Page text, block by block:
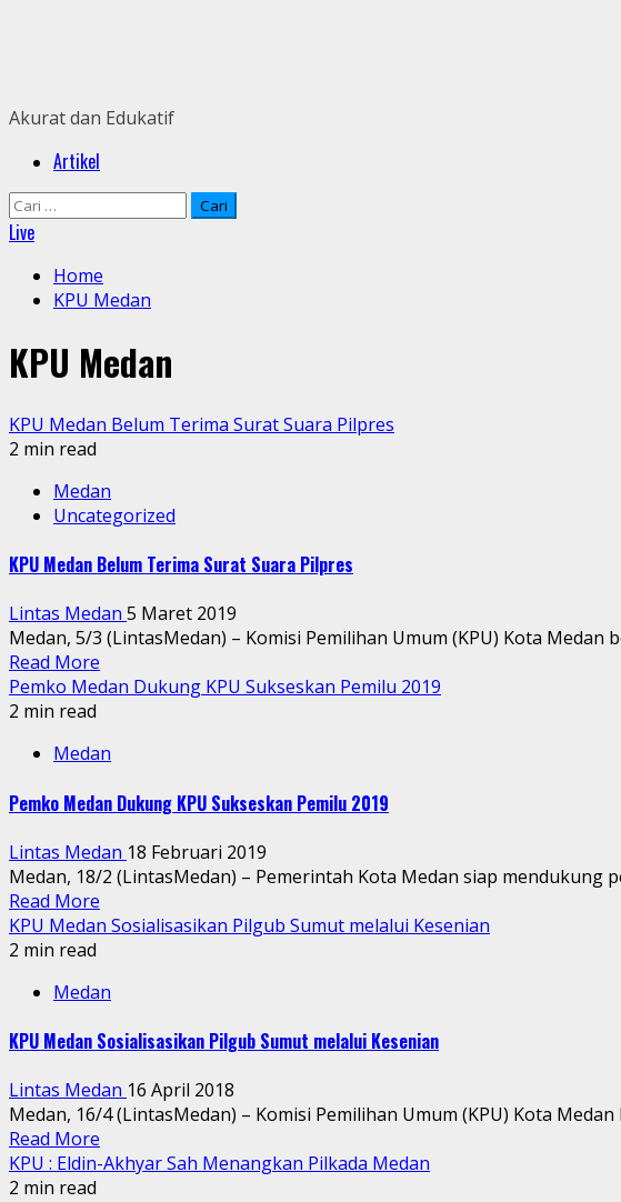
Akurat dan Edukatif
PrimaryArtikel
Cari
untuk:
Live
Home
KPU Medan
KPU Medan
KPU Medan Belum Terima Surat Suara Pilpres
2 min read
Medan
Uncategorized
KPU Medan Belum Terima Surat Suara Pilpres
Lintas Medan 5 Maret 2019
Medan, 5/3 (LintasMedan) – Komisi Pemilihan Umum (KPU) Kota
Read More
Pemko Medan Dukung KPU Sukseskan Pemilu 2019
2 min read
Medan
Pemko Medan Dukung KPU Sukseskan Pemilu 2019
Lintas Medan 18 Februari 2019
Medan, 18/2 (LintasMedan) – Pemerintah Kota Medan siap mendukung
Read More
KPU Medan Sosialisasikan Pilgub Sumut melalui Kesenian
2 min read
Medan
KPU Medan Sosialisasikan Pilgub Sumut melalui Kesenian
Lintas Medan 16 April 2018
Medan, 16/4 (LintasMedan) – Komisi Pemilihan Umum (KPU) Kota
Read More
KPU : Eldin-Akhyar Sah Menangkan Pilkada Medan
2 min read